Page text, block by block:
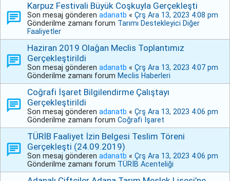
Karpuz Festivali Büyük Coşkuyla Gerçekleşti
Son mesaj gönderen adanatb « Çrş Ara 13, 2023 4:08 pm
Gönderilme zamanı forum Tarımı Destekleyici Diğer
Faaliyetler
Haziran 2019 Olağan Meclis Toplantımız
Gerçekleştirildi
Son mesaj gönderen adanatb « Çrş Ara 13, 2023 4:07 pm
Gönderilme zamanı forum Meclis Haberleri
Coğrafi İşaret Bilgilendirme Çalıştayı
Gerçekleştirildi
Son mesaj gönderen adanatb « Çrş Ara 13, 2023 4:06 pm
Gönderilme zamanı forum Coğrafi İşaret
TÜRİB Faaliyet İzin Belgesi Teslim Töreni
Gerçekleşti (24.09.2019)
Son mesaj gönderen adanatb « Çrş Ara 13, 2023 4:06 pm
Gönderilme zamanı forum TÜRİB Acenteliği